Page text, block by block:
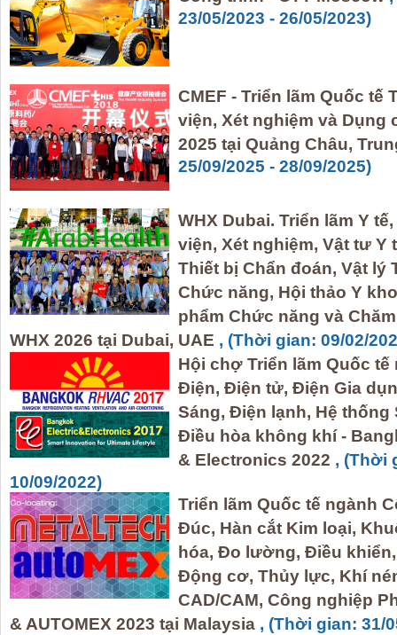
23/05/2023 - 26/05/2023)
CMEF - Triển lãm Quốc tế
viện, Xét nghiệm và Dụng
2025 tại Quảng Châu,
25/09/2025 - 28/09/2025)
WHX Dubai. Triển lãm Y
viện, Xét nghiệm, Vật tư Y
Thiết bị Chẩn đoán, Vật lý
Chức năng, Hội thảo Y
phẩm Chức năng và
WHX 2026 tại Dubai, UAE , (Thời gian: 09/02/
Hội chợ Triển lãm Quốc
Điện, Điện tử, Điện Gia
Sáng, Điện lạnh, Hệ
Điều hòa không khí -
& Electronics 2022 , (Thời
10/09/2022)
Triển lãm Quốc tế ngành
Đúc, Hàn cắt Kim loại,
hóa, Đo lường, Điều
Động cơ, Thủy lực, Khí
CAD/CAM, Công nghiệp
& AUTOMEX 2023 tại Malaysia , (Thời gian: 31/